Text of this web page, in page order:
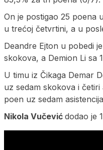
On je postigao 25 poena
u trećoj četvrtini, a u
Deandre Ejton u pobedi
skokova, a Demion Li sa
U timu iz Čikaga Demar
uz sedam skokova i četiri
poen uz sedam
Nikola Vučević dodao je